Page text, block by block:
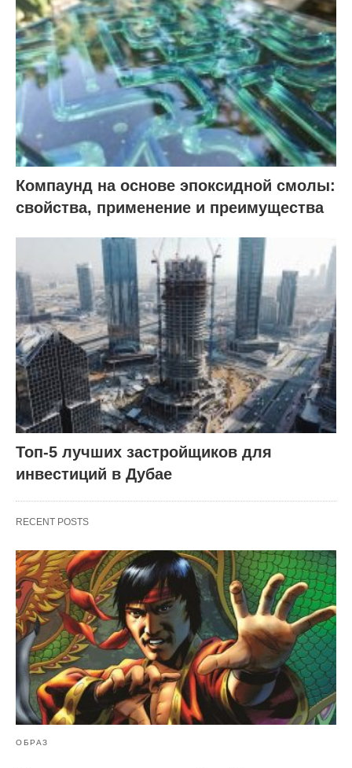
Компаунд на основе эпоксидной смолы:
свойства, применение и преимущества
Топ-5 лучших застройщиков для
инвестиций в Дубае
RECENT POSTS
ОБРАЗ